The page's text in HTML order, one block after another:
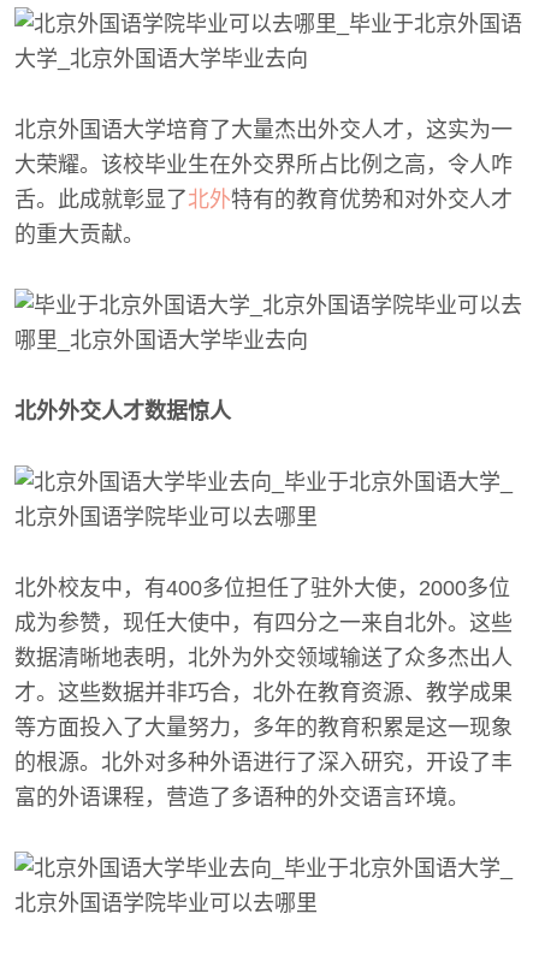
北京外国语大学培育了大量杰出外交人才，这实为一
大荣耀。该校毕业生在外交界所占比例之高，令人咋
舌。此成就彰显了北外特有的教育优势和对外交人才
的重大贡献。
北外外交人才数据惊人
北外校友中，有400多位担任了驻外大使，2000多位
成为参赞，现任大使中，有四分之一来自北外。这些
数据清晰地表明，北外为外交领域输送了众多杰出人
才。这些数据并非巧合，北外在教育资源、教学成果
等方面投入了大量努力，多年的教育积累是这一现象
的根源。北外对多种外语进行了深入研究，开设了丰
富的外语课程，营造了多语种的外交语言环境。